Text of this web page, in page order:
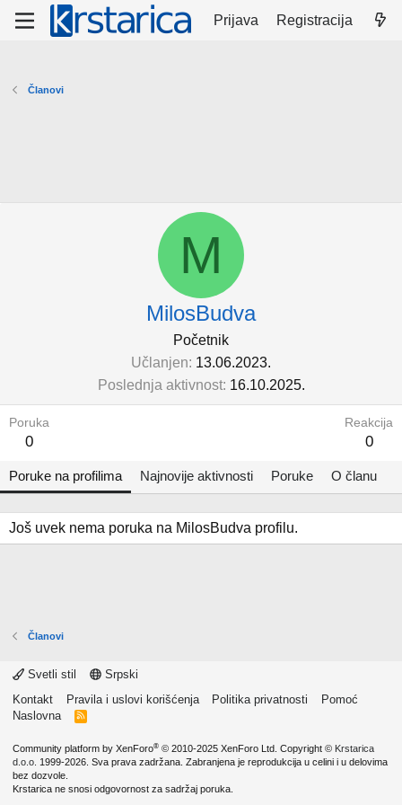
Prijava Registracija
Članovi
M
MilosBudva
Početnik
Učlanjen 13.06.2023.
Poslednja aktivnost 16.10.2025.
Poruka
0
Reakcija
0
Poruke na profilima Najnovije aktivnosti Poruke O članu
Još uvek nema poruka na MilosBudva profilu.
Članovi
Svetli stil
Srpski
Kontakt
Pravila i uslovi korišćenja Politika privatnosti
Pomoć
Naslovna
R
Community platform by XenForo® © 2010-2025 XenForo Ltd. Copyright © Krstarica
d.o.o. 1999-2026. Sva prava zadržana. Zabranjena je reprodukcija u celini i u delovima
bez dozvole.
Krstarica ne snosi odgovornost za sadržaj poruka.